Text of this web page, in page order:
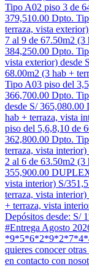
Tipo A02 piso 3 de
379,510.00 Dpto.
terraza, vista
7 al 9 de 67.50m2 (3
384,250.00 Dpto.
vista exterior) desde
68.00m2 (3 hab +
Tipo A03 piso del
366,700.00 Dpto.
desde S/
hab + terraza, vista
piso del 5,6,8,10 de
362,800.00 Dpto.
terraza, vista
2 al 6 de 63.50m2 (3
355,900.00
vista interior) S/
terraza, vista
+ terraza, vista
Depósitos desde: S/
#Entrega Agosto
quieres conocer
en contacto con